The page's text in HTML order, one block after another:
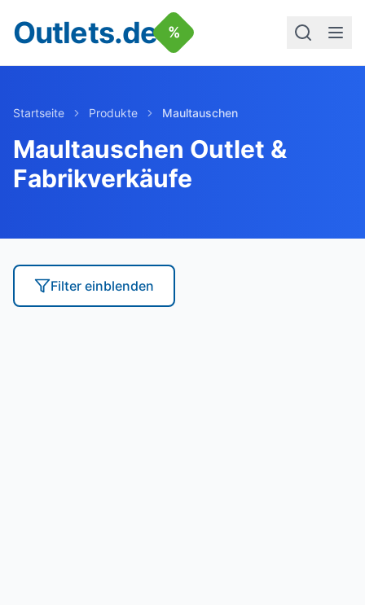
Outlets.de %
Startseite Produkte Maultauschen
Maultauschen Outlet &
Fabrikverkäufe
Filter einblenden